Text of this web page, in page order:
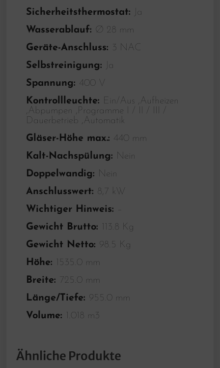
Sicherheitsthermostat:
Ja
Wasserablauf: Ø 28 mm
Geräte-Anschluss: 3 NAC
Selbstreinigung:
Ja
Spannung: 400 V
Kontrollleuchte: Ein/Aus ,Aufheizen
,Abpumpen ,Programme I / II / III /
Dauerbetrieb ,Automatik
Gläser-Höhe max.: 440 mm
Kalt-Nachspülung: Nein
Doppelwandig: Nein
Anschlusswert: 8,7 kW
Wichtiger Hinweis: –
Gewicht Brutto: 113.8 Kg
Gewicht Netto: 98.5 Kg
Höhe: 1535.0 mm
Breite: 725.0 mm
Länge/Tiefe: 955.0 mm
Volume: 1.018 m3
Ähnliche Produkte